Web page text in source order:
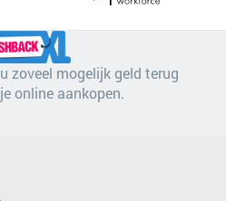
zoveel mogelijk geld terug
online aankopen.